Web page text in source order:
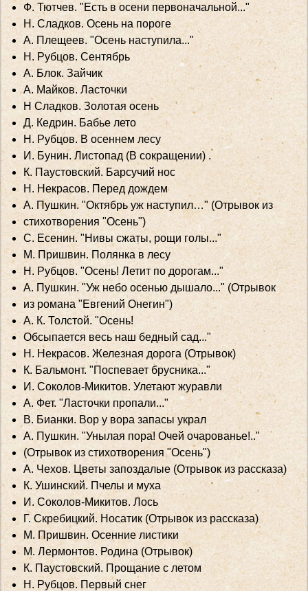
Ф. Тютчев. "Есть в осени первоначальной..."
Н. Сладков. Осень на пороге
А. Плещеев. "Осень наступила..."
Н. Рубцов. Сентябрь
А. Блок. Зайчик
А. Майков. Ласточки
Н Сладков. Золотая осень
Д. Кедрин. Бабье лето
Н. Рубцов. В осеннем лесу
И. Бунин. Листопад (В сокращении) .
К. Паустовский. Барсучий нос
Н. Некрасов. Перед дождем
А. Пушкин. "Октябрь уж наступил…" (Отрывок из
стихотворения "Осень")
С. Есенин. "Нивы сжаты, рощи голы..."
М. Пришвин. Полянка в лесу
Н. Рубцов. "Осень! Летит по дорогам..."
А. Пушкин. "Уж небо осенью дышало..." (Отрывок
из романа "Евгений Онегин")
A. К. Толстой. "Осень!
Обсыпается весь наш бедный сад..."
Н. Некрасов. Железная дорога (Отрывок)
К. Бальмонт. "Поспевает брусника..."
И. Соколов-Микитов. Улетают журавли
А. Фет. "Ласточки пропали..."
B. Бианки. Вор у вора запасы украл
А. Пушкин. "Унылая пора! Очей очарованье!.."
(Отрывок из стихотворения "Осень")
А. Чехов. Цветы запоздалые (Отрывок из рассказа)
К. Ушинский. Пчелы и муха
И. Соколов-Микитов. Лось
Г. Скребицкий. Носатик (Отрывок из рассказа)
М. Пришвин. Осенние листики
М. Лермонтов. Родина (Отрывок)
К. Паустовский. Прощание с летом
Н. Рубцов. Первый снег